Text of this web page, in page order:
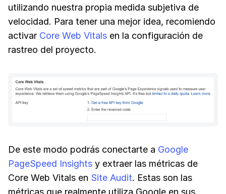
utilizando nuestra propia medida subjetiva de
velocidad. Para tener una mejor idea, recomiendo
activar Core Web Vitals en la configuración de
rastreo del proyecto.
De este modo podrás conectarte a Google
PageSpeed Insights y extraer las métricas de
Core Web Vitals en Site Audit. Estas son las
métricas que realmente utiliza Google en sus